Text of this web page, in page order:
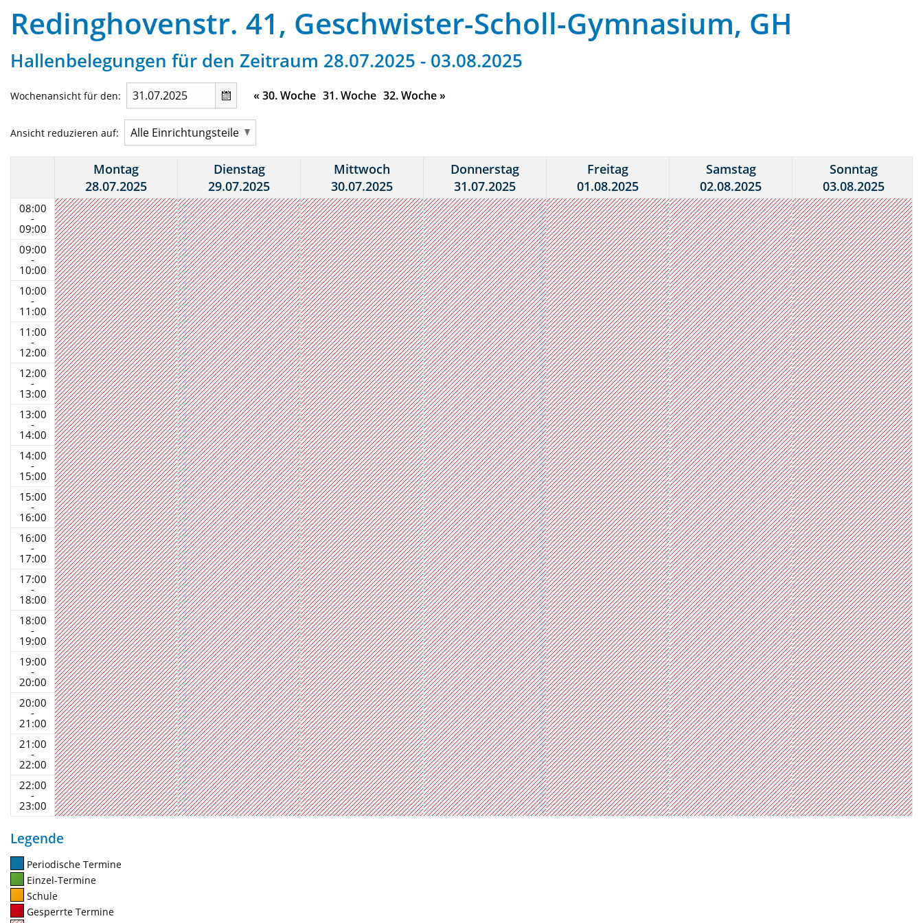
Redinghovenstr. 41, Geschwister-Scholl-Gymnasium, GH
Hallenbelegungen für den Zeitraum 28.07.2025 - 03.08.2025
Wochenansicht für den: « 30. Woche 31. Woche 32. Woche»
Ansicht reduzieren auf:
08:00
-
09:00
09:00
-
10:00
10:00
-
11:00
11:00
-
12:00
12:00
-
13:00
13:00
-
14:00
14:00
-
15:00
15:00
-
16:00
16:00
-
17:00
17:00
-
18:00
18:00
-
19:00
19:00
-
20:00
20:00
-
21:00
21:00
-
22:00
22:00
-
23:00
Montag
28.07.2025
Dienstag
29.07.2025
Mittwoch
30.07.2025
Donnerstag
31.07.2025
Freitag
01.08.2025
Samstag
02.08.2025
Sonntag
03.08.2025
Legende
Periodische Termine
Einzel-Termine
Schule
Gesperrte Termine